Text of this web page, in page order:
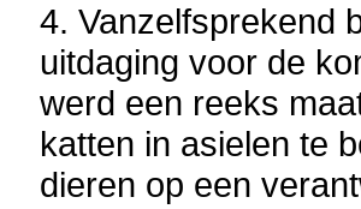
4. Vanzelfsprekend
uitdaging voor de
werd een reeks
katten in asielen te
dieren op een